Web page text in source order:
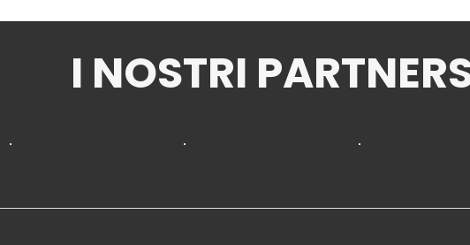
I NOSTRI